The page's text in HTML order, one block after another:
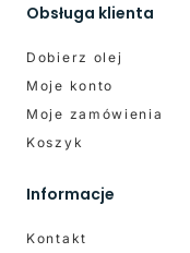
Obsługa klienta
Dobierz olej
Moje konto
Moje zamówienia
Koszyk
Informacje
Kontakt